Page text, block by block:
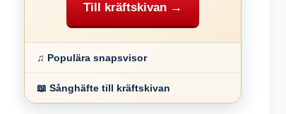
Till kräftskivan →
♫ Populära snapsvisor
📖 Sånghäfte till kräftskivan